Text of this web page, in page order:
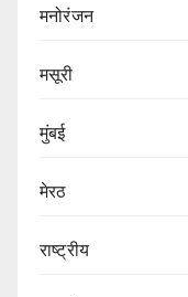
मनोरंजन
मसूरी
मुंबई
मेरठ
राष्ट्रीय